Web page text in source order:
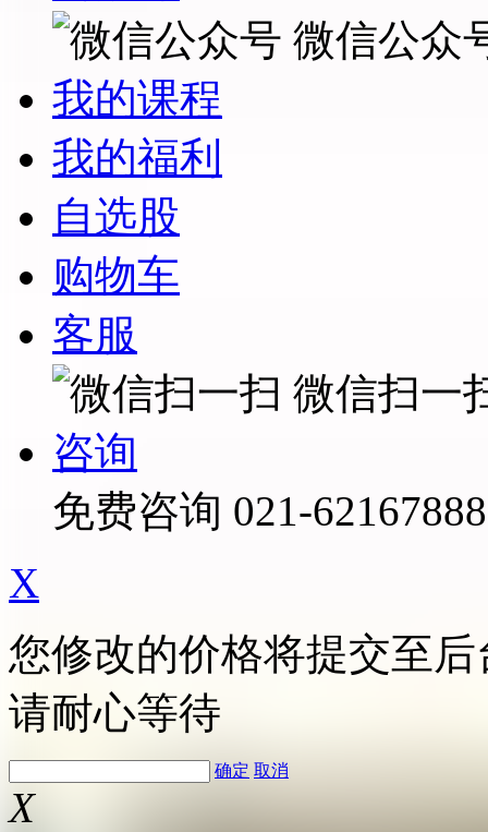
微信公众
我的课程
我的福利
自选股
购物车
客服
微信扫一
咨询
免费咨询 021-62167888
X
您修改的价格将提交至
请耐心等待
确定 取消
X